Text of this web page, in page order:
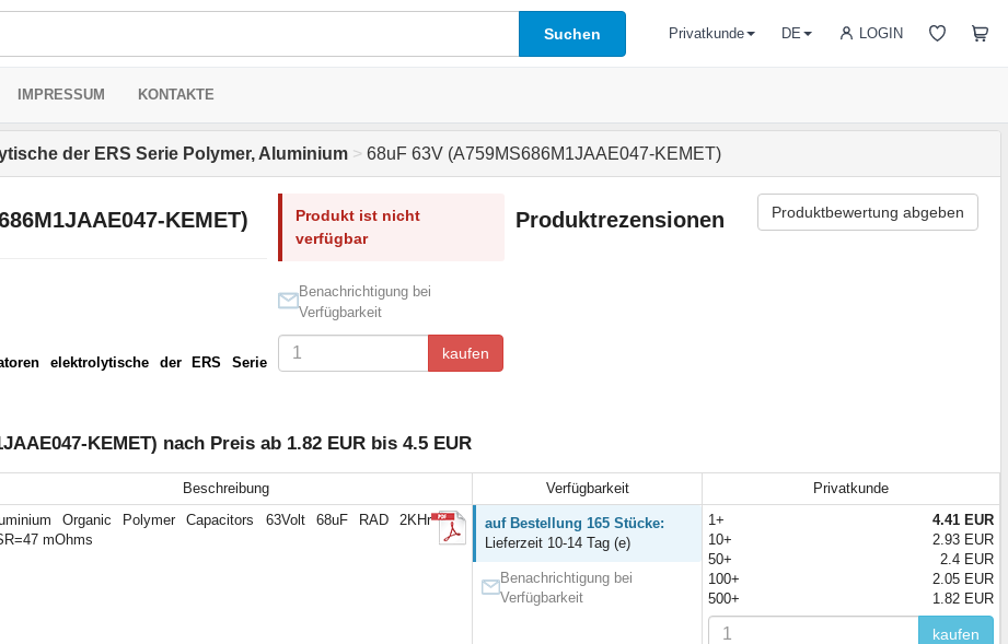
Suchen LOGIN
Privatkunde DE
IMPRESSUM KONTAKTE
der ERS Serie Polymer, Aluminium > 68uF 63V (A759MS686M1JAAE047-KEMET)
KEMET)
elektrolytische der ERS Serie
Produkt ist nicht
verfügbar
Benachrichtigung bei
Verfügbarkeit
kaufen
Produktrezensionen Produktbewertung abgeben
KEMET) nach Preis ab 1.82 EUR bis 4.5 EUR
Beschreibung Verfügbarkeit
Privatkunde
Organic Polymer Capacitors 63Volt 68uF RAD 2KHr
mOhms
auf Bestellung 165 Stücke:
Lieferzeit 10-14 Tag (e)
Benachrichtigung bei
Verfügbarkeit
1+
4.41 EUR
10+
2.93 EUR
50+
2.4 EUR
100+
2.05 EUR
500+
1.82 EUR
kaufen